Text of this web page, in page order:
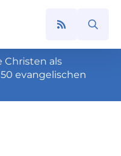
Search
Christen als
evangelischen